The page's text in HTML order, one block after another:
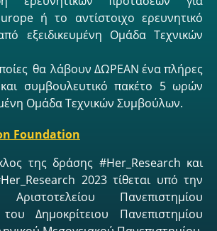
ή το αντίστοιχο ερευνητικό
εξειδικευμένη Ομάδα Τεχνικών
θα λάβουν ΔΩΡΕΑΝ ένα πλήρες
και συμβουλευτικό πακέτο 5 ωρών
Ομάδα Τεχνικών Συμβούλων.
Foundation
της δράσης #Her_Research και
2023 τίθεται υπό την
Πανεπιστημίου
Δημοκρίτειου Πανεπιστημίου